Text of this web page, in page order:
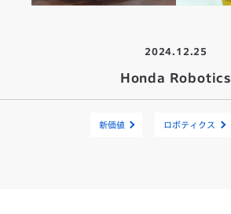
2024.12.25
Honda Robotics
新価値 ロボティクス